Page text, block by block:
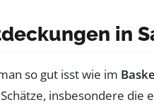
in
so gut isst wie im
insbesondere die